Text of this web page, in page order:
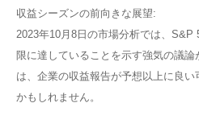
収益シーズンの前向きな展望:
2023年10月8日の市場分析では、S&P
限に達していることを示す強気の議
は、企業の収益報告が予想以上に良
かもしれません。